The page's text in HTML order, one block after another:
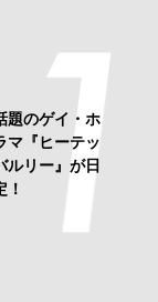
題のゲイ・ホ
マ『ヒーテッ
ルリー』が日
！